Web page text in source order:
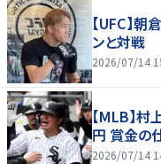
【UFC】
ンと対戦
2026/07/14
【MLB】
円 賞金の
2026/07/14